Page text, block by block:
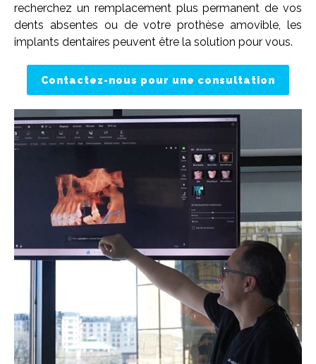
recherchez un remplacement plus permanent de vos
dents absentes ou de votre prothèse amovible, les
implants dentaires peuvent être la solution pour vous.
Contactez-nous pour une consultation